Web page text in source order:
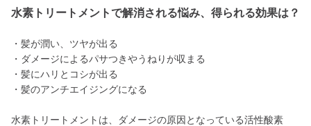
水素トリートメントで解消される悩み、得られる効果は？
・髪が潤い、ツヤが出る
・ダメージによるパサつきやうねりが収まる
・髪にハリとコシが出る
・髪のアンチエイジングになる
水素トリートメントは、ダメージの原因となっている活性酸素